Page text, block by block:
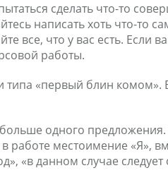
сделать что-то
написать хоть что-то
все, что у вас есть. Если
работы.
«первый блин комом».
одного
местоимение «Я»,
данном случае следует